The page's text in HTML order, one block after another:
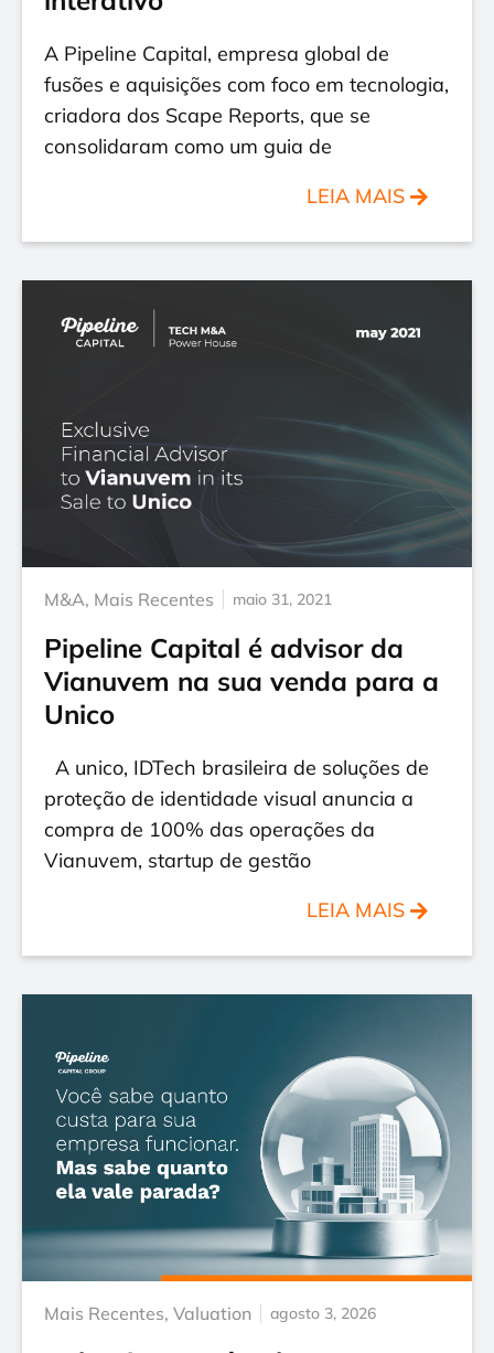
A Pipeline Capital, empresa global de
fusões e aquisições com foco em tecnologia,
criadora dos Scape Reports, que se
consolidaram como um guia de
LEIA MAIS
M&A, Mais Recentes maio 31, 2021
Pipeline Capital é advisor da
Vianuvem na sua venda para a
Unico
A unico, IDTech brasileira de soluções de
proteção de identidade visual anuncia a
compra de 100% das operações da
Vianuvem, startup de gestão
LEIA MAIS
Mais Recentes, Valuation agosto 3, 2026